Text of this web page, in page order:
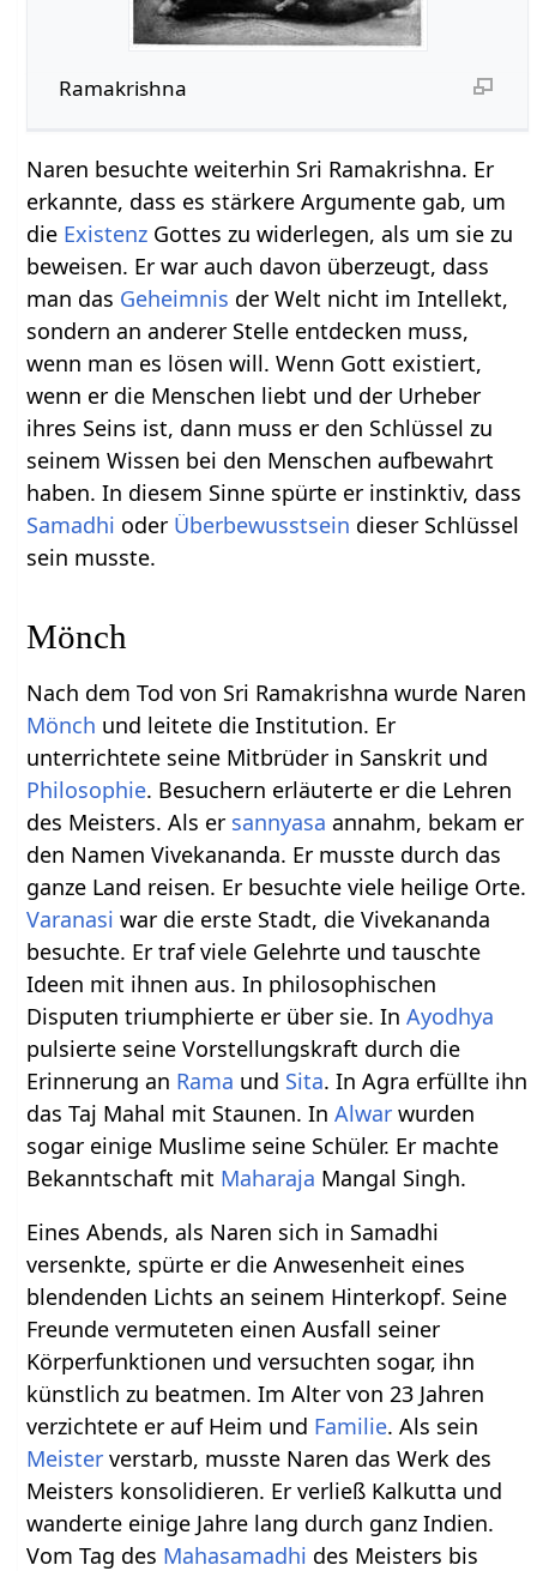
Ramakrishna
Naren besuchte weiterhin Sri Ramakrishna. Er
erkannte, dass es stärkere Argumente gab, um
die Existenz Gottes zu widerlegen, als um sie zu
beweisen. Er war auch davon überzeugt, dass
man das Geheimnis der Welt nicht im Intellekt,
sondern an anderer Stelle entdecken muss,
wenn man es lösen will. Wenn Gott existiert,
wenn er die Menschen liebt und der Urheber
ihres Seins ist, dann muss er den Schlüssel zu
seinem Wissen bei den Menschen aufbewahrt
haben. In diesem Sinne spürte er instinktiv, dass
Samadhi oder Überbewusstsein dieser Schlüssel
sein musste.
Mönch
Nach dem Tod von Sri Ramakrishna wurde Naren
Mönch und leitete die Institution. Er
unterrichtete seine Mitbrüder in Sanskrit und
Philosophie. Besuchern erläuterte er die Lehren
des Meisters. Als er sannyasa annahm, bekam er
den Namen Vivekananda. Er musste durch das
ganze Land reisen. Er besuchte viele heilige Orte.
Varanasi war die erste Stadt, die Vivekananda
besuchte. Er traf viele Gelehrte und tauschte
Ideen mit ihnen aus. In philosophischen
Disputen triumphierte er über sie. InAyodhya
pulsierte seine Vorstellungskraft durch die
Erinnerung an Rama und Sita. In Agra erfüllte ihn
das Taj Mahal mit Staunen. InAlwar wurden
sogar einige Muslime seine Schüler. Er machte
Bekanntschaft mit Maharaja Mangal Singh.
Eines Abends, als Naren sich in Samadhi
versenkte, spürte er die Anwesenheit eines
blendenden Lichts an seinem Hinterkopf. Seine
Freunde vermuteten einen Ausfall seiner
Körperfunktionen und versuchten sogar, ihn
künstlich zu beatmen. Im Alter von 23 Jahren
verzichtete er auf Heim und Familie. Als sein
Meister verstarb, musste Naren das Werk des
Meisters konsolidieren. Er verließ Kalkutta und
wanderte einige Jahre lang durch ganz Indien.
Vom Tag des Mahasamadhi des Meisters bis